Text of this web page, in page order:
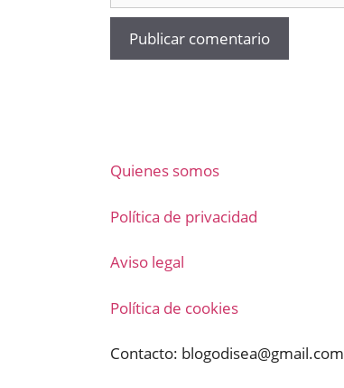
Quienes somos
Política de privacidad
Aviso legal
Política de cookies
Contacto: blogodisea@gmail.com